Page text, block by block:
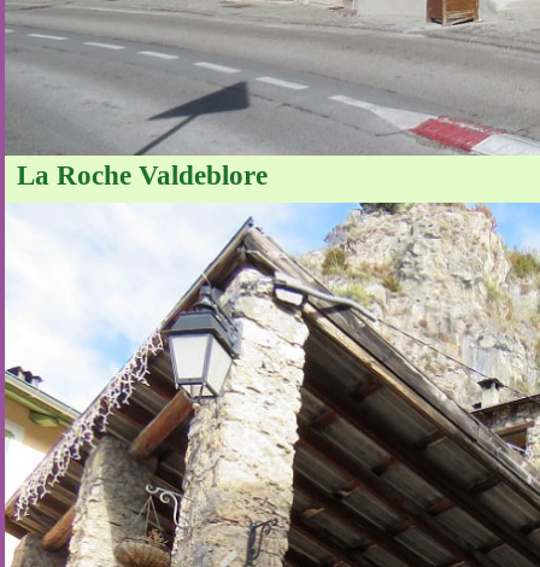
La Roche Valdeblore